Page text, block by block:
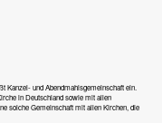
Kanzel- und Abendmahlsgemeinschaft ein.
in Deutschland sowie mit allen
solche Gemeinschaft mit allen Kirchen, die